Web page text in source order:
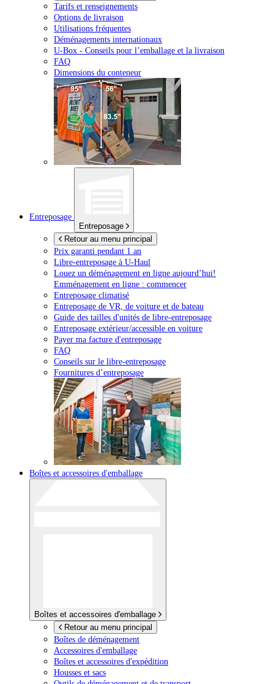
Tarifs et renseignements
Options de livraison
Utilisations fréquentes
Déménagements internationaux
U-Box - Conseils pour l’emballage et la livraison
FAQ
Dimensions du conteneur
Entreposage
Entreposage
Retour au menu principal
Prix garanti pendant 1 an
Libre-entreposage à U-Haul
Louez un déménagement en ligne aujourd’hui!
Emménagement en ligne : commencer
Entreposage climatisé
Entreposage de VR, de voiture et de bateau
Guide des tailles d'unités de libre-entreposage
Entreposage extérieur/accessible en voiture
Payer ma facture d'entreposage
FAQ
Conseils sur le libre-entreposage
Fournitures d’entreposage
Boîtes et accessoires d'emballage
Boîtes et accessoires d'emballage
Retour au menu principal
Boîtes de déménagement
Accessoires d'emballage
Boîtes et accessoires d'expédition
Housses et sacs